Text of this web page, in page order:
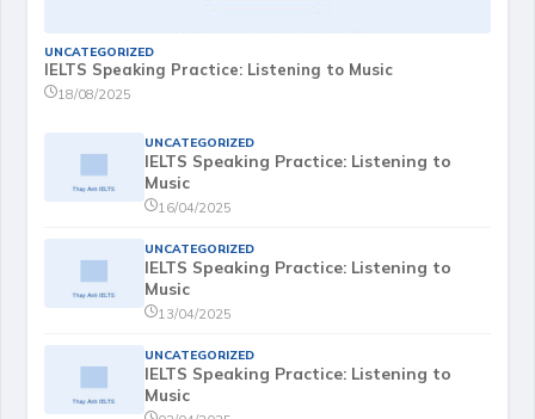
UNCATEGORIZED
IELTS Speaking Practice: Listening to Music
18/08/2025
UNCATEGORIZED
IELTS Speaking Practice: Listening to
Music
16/04/2025
UNCATEGORIZED
IELTS Speaking Practice: Listening to
Music
13/04/2025
UNCATEGORIZED
IELTS Speaking Practice: Listening to
Music